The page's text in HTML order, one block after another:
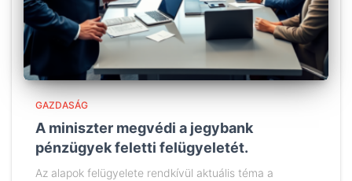
GAZDASÁG
A miniszter megvédi a jegybank
pénzügyek feletti felügyeletét.
Az alapok felügyelete rendkívül aktuális téma a